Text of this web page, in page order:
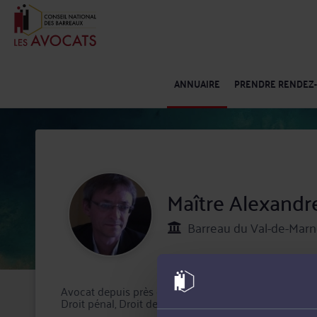
ANNUAIRE PRENDRE
Maître
Barreau du Val-de-
Avocat depuis près de 30 ans, J'interviens tant en
Droit pénal, Droit des étrangers et de la nationalité,